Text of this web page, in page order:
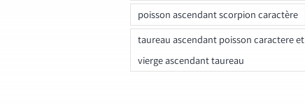
poisson ascendant scorpion caractère
taureau ascendant poisson caractere et
vierge ascendant taureau